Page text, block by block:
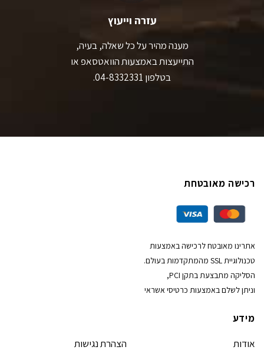
עזרה וייעוץ
מענה מהיר על כל שאלה, בעיה,
התייעצות באמצעות הוואטסאפ או
בטלפון 04-8332331.
רכישה מאובטחת
אתרינו מאובטח לרכישה באמצעות
טכנולוגיית SSL מהמתקדמות בעולם.
הסליקה מתבצעת בתקן PCI,
וניתן לשלם באמצעות כרטיסי אשראי
מידע
אודות
הצהרת נגישות